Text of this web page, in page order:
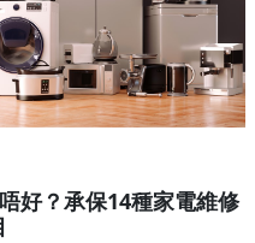
好？承保14種家電維修